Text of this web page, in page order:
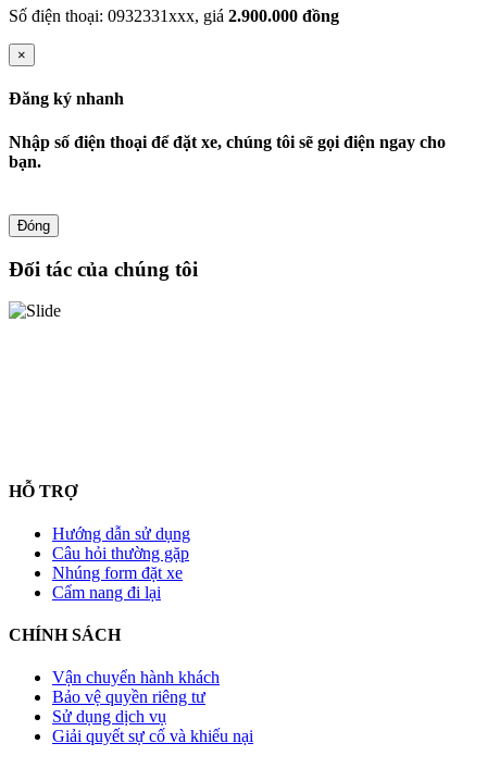
Số điện thoại: 0932331xxx, giá 2.900.000 đồng
×
Đăng ký nhanh
Nhập số điện thoại để đặt xe, chúng tôi sẽ gọi điện ngay cho
bạn.
Đóng
Đối tác của chúng tôi
HỖ TRỢ
Hướng dẫn sử dụng
Câu hỏi thường gặp
Nhúng form đặt xe
Cẩm nang đi lại
CHÍNH SÁCH
Vận chuyển hành khách
Bảo vệ quyền riêng tư
Sử dụng dịch vụ
Giải quyết sự cố và khiếu nại